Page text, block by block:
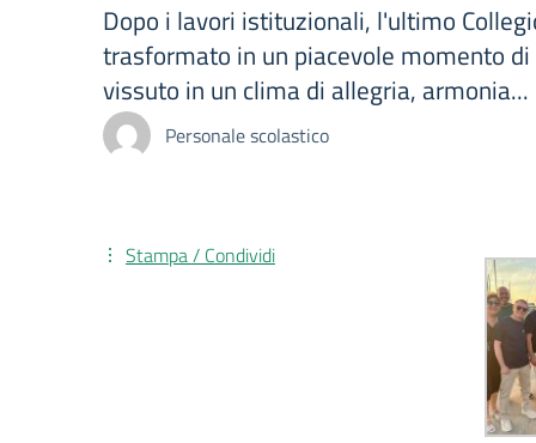
Dopo i lavori istituzionali, l'ultimo
trasformato in un piacevole momento
vissuto in un clima di allegria, armonia...
Personale scolastico
Stampa / Condividi